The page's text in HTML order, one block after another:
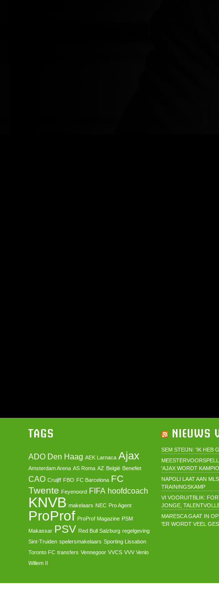
TAGS
ADO Den Haag AEK Larnaca Ajax
Amsterdam Arena AS Roma AZ België Benefiet
CAO Cruijff FBO FC Barcelona FC
Twente Feyenoord FIFA hoofdcoach
KNVB makelaars NEC Pro Agent
ProProf ProProf Magazine PSM
Makassar PSV Red Bull Salzburg regelgeving
Sint-Truiden spelersmakelaars Sporting Lissabon
Toronto FC transfers Vennegoor VVCS VVV Venlo
Willem II
NIEUWS
SEM STEIJN: 'IK HEB
'AJAX WORDT
NAPOLI LAAT AAN
TRAININGSKAMP
VI VOORUITBLIK:
JONGE,
MARESCA GAAT IN
'ER WORDT VEEL